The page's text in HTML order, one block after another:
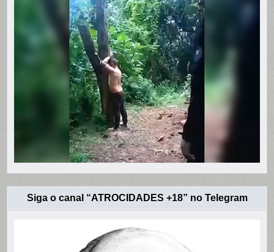
Siga o canal “ATROCIDADES +18” no Telegram